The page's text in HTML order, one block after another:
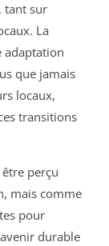
tant sur
La
adaptation
que jamais
locaux,
transitions
perçu
mais comme
pour
durable